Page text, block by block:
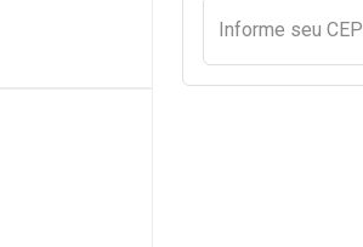
Informe seu CEP